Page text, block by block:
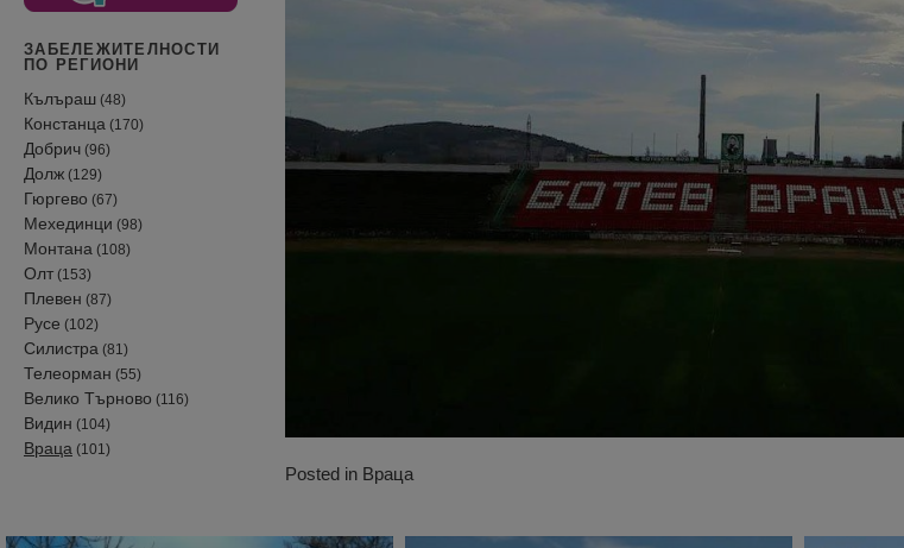
ЗАБЕЛЕЖИТЕЛНОСТИ
ПО РЕГИОНИ
Кълъраш (48)
Констанца (170)
Добрич (96)
Долж (129)
Гюргево (67)
Мехединци (98)
Монтана (108)
Олт (153)
Плевен (87)
Русе (102)
Силистра (81)
Телеорман (55)
Велико Търново (116)
Видин (104)
Враца (101)
Posted in Враца